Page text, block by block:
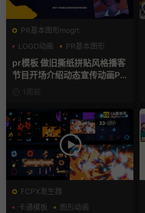
PR基本图形mogrt
LOGO动画
PR基本图形
复古风
pr模板 做旧撕纸拼贴风格播客
节目开场介绍动态宣传动画PR
模版1周前
FCPX发生器
卡通模板
图形动画